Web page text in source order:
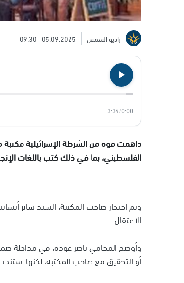
راديو الشمس 05.09.2025
09:30
0:00
/
3:34
داهمت قوة من الشرطة الإسرائيلية
الفلسطيني، بما في ذلك كتب باللغات
وتم احتجاز صاحب المكتبة، السيد سابر
الاعتقال.
وأوضح المحامي ناصر عودة، في مداخلة
أو التحقيق مع صاحب المكتبة، لكنها